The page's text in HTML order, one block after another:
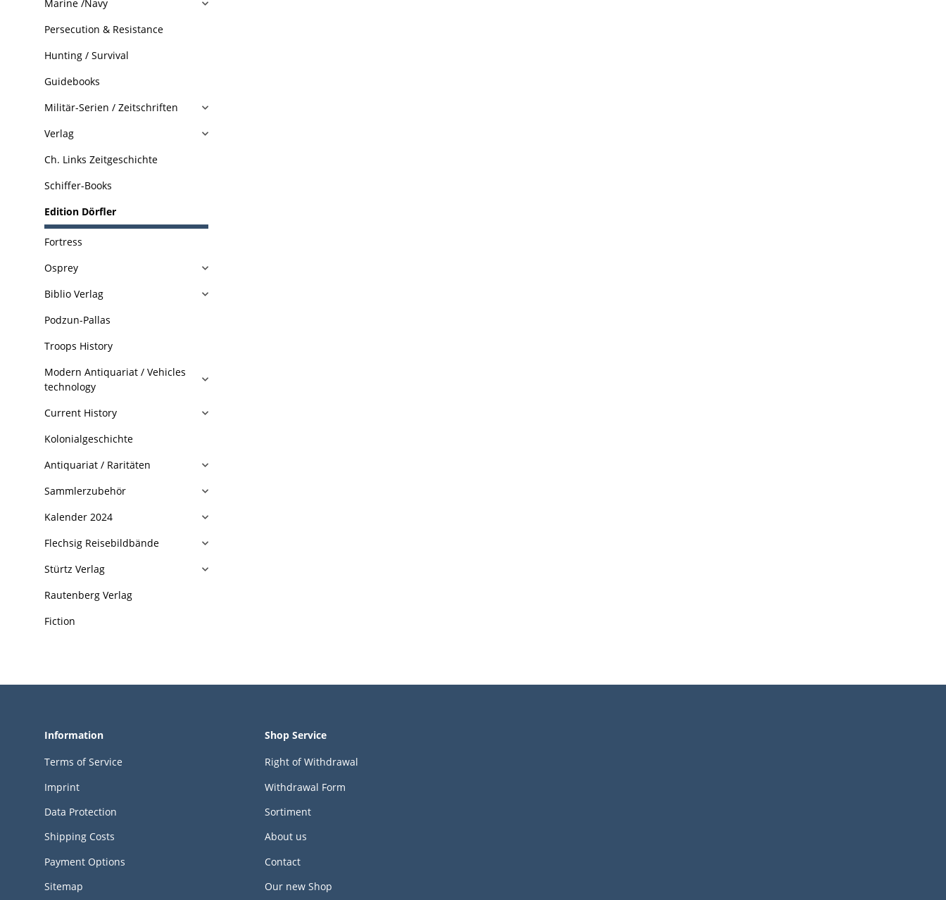
Marine /Navy
Persecution & Resistance
Hunting / Survival
Guidebooks
Militär-Serien / Zeitschriften
Verlag
Ch. Links Zeitgeschichte
Schiffer-Books
Edition Dörfler
Fortress
Osprey
Biblio Verlag
Podzun-Pallas
Troops History
Modern Antiquariat / Vehicles
technology
Current History
Kolonialgeschichte
Antiquariat / Raritäten
Sammlerzubehör
Kalender 2024
Flechsig Reisebildbände
Stürtz Verlag
Rautenberg Verlag
Fiction
Information
Terms of Service
Imprint
Data Protection
Shipping Costs
Payment Options
Sitemap
Shop Service
Right of Withdrawal
Withdrawal Form
Sortiment
About us
Contact
Our new Shop